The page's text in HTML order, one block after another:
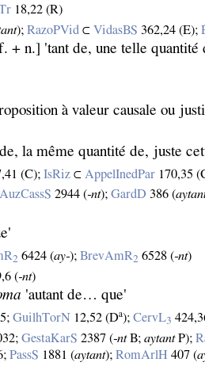
18,22 (R)
);RazoPVid ⊂VidasBS 362,24 (E);
+ n.] 'tant de, une telle quantité
à valeur causale ou
la même quantité de, juste
(C);IsRiz ⊂ AppelInedPar 170,35
AuzCassS 2944 (‑nt);GardD 386 (
2 6424 (ay‑);BrevAmR2 6528 (‑nt)
(‑nt)
'autant de… que'
GuilhTorN 12,52 (Da);CervL3
GestaKarS 2387 (‑ntB;aytantP);
PassS 1881 (aytant);RomArlH 407 (